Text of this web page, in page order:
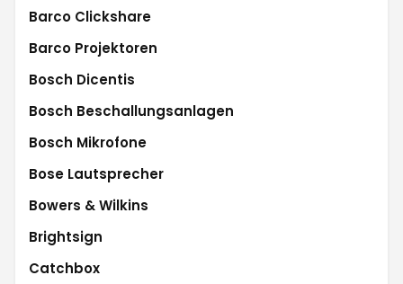
Barco Clickshare
Barco Projektoren
Bosch Dicentis
Bosch Beschallungsanlagen
Bosch Mikrofone
Bose Lautsprecher
Bowers & Wilkins
Brightsign
Catchbox